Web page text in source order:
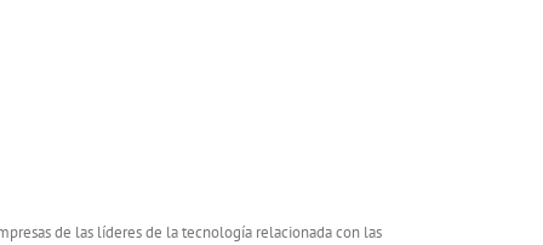
de las líderes de la tecnología relacionada con las